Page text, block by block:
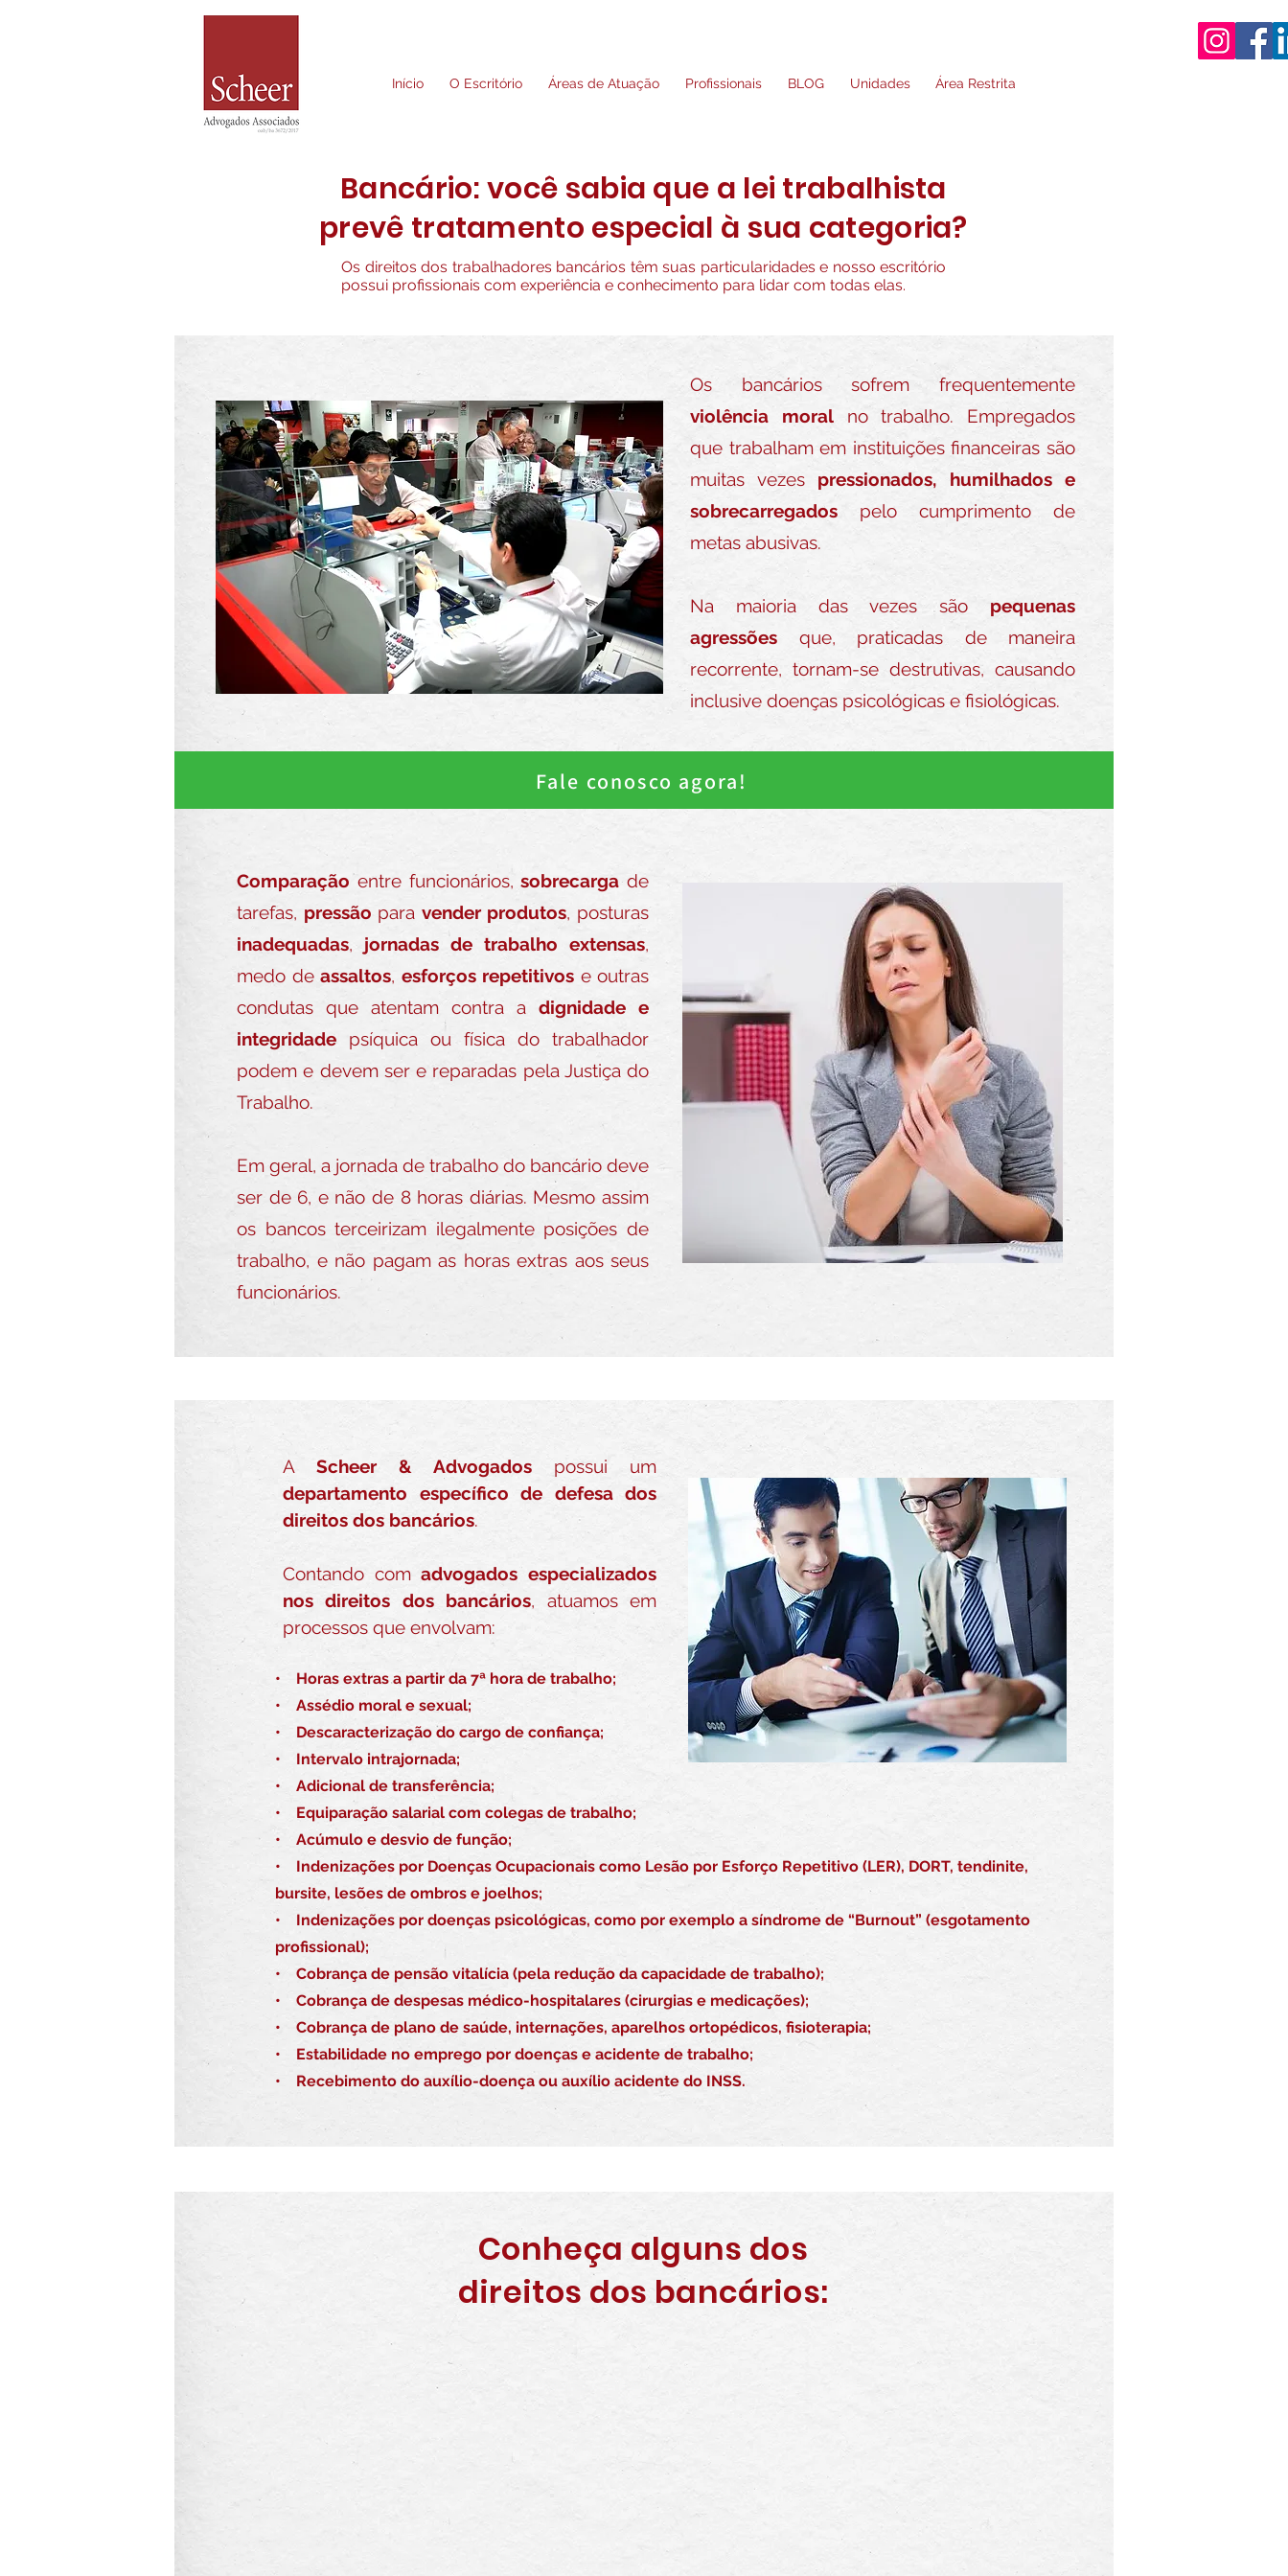
Início O Escritório Áreas de Atuação Profissionais BLOG Unidades Área Restrita
Bancário: você sabia que a lei trabalhista
prevê tratamento especial à sua categoria?
Os direitos dos trabalhadores bancários têm suas particularidades e nosso escritório
possui profissionais com experiência e conhecimento para lidar com todas elas.
Os bancários sofrem frequentemente
violência moralno trabalho. Empregados
que trabalham em instituições financeiras são
muitas vezes pressionados, humilhados e
sobrecarregados pelo cumprimento de
metas abusivas.
Na maioria das vezes são pequenas
agressões que, praticadas de maneira
recorrente, tornam-se destrutivas, causando
inclusive doenças psicológicas e fisiológicas.
Fale conosco agora!
Comparaçãoentre funcionários,sobrecargade
tarefas, pressão para vender produtos, posturas
inadequadas, jornadas de trabalho extensas,
medo de assaltos, esforços repetitivos e outras
condutas que atentam contra a dignidade e
integridade psíquica ou física do trabalhador
podem e devem ser e reparadas pela Justiça do
Trabalho.
Em geral, a jornada de trabalho do bancário deve
ser de 6, e não de 8 horas diárias. Mesmo assim
os bancos terceirizam ilegalmente posições de
trabalho, e não pagam as horas extras aos seus
funcionários.
A Scheer & Advogados possui um
departamento específico de defesa dos
direitos dos bancários.
Contando comadvogados especializados
nos direitos dos bancários, atuamos em
processos que envolvam:
• Horas extras a partir da 7ª hora de trabalho;
• Assédio moral e sexual;
• Descaracterização do cargo de confiança;
• Intervalo intrajornada;
• Adicional de transferência;
• Equiparação salarial com colegas de trabalho;
• Acúmulo e desvio de função;
• Indenizações por Doenças Ocupacionais como Lesão por Esforço Repetitivo (LER), DORT, tendinite,
bursite, lesões de ombros e joelhos;
• Indenizações por doenças psicológicas, como por exemplo a síndrome de “Burnout” (esgotamento
profissional);
• Cobrança de pensão vitalícia (pela redução da capacidade de trabalho);
• Cobrança de despesas médico-hospitalares (cirurgias e medicações);
• Cobrança de plano de saúde, internações, aparelhos ortopédicos, fisioterapia;
• Estabilidade no emprego por doenças e acidente de trabalho;
• Recebimento do auxílio-doença ou auxílio acidente do INSS.
Conheça alguns dos
direitos dos bancários: